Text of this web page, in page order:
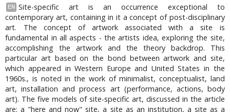
EN
Site-specific art is an occurrence exceptional to
contemporary art, containing in it a concept of post-disciplinary
art. The concept of artwork associated with a site is
fundamental in all aspects - the artists idea, exploring the site,
accomplishing the artwork and the theory backdrop. This
particular art based on the bond between artwork and site,
which appeared in Western Europe and United States in the
1960s., is noted in the work of minimalist, conceptualist, land
art, installation and process art (performance, actions, body
art). The five models of site-specific art, discussed in the article
are: a "here and now" site, a site as an institution, a site as a